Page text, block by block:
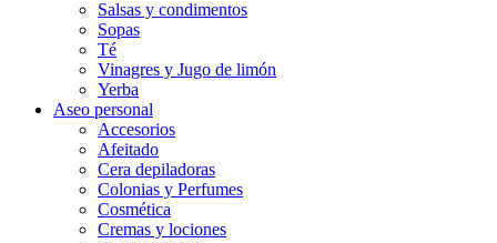
Salsas y condimentos
Sopas
Té
Vinagres y Jugo de limón
Yerba
Aseo personal
Accesorios
Afeitado
Cera depiladoras
Colonias y Perfumes
Cosmética
Cremas y lociones